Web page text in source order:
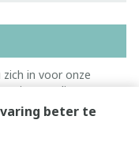
beter te
in voor onze
privacy policy.